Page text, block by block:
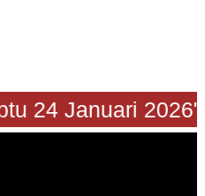
24 Januari